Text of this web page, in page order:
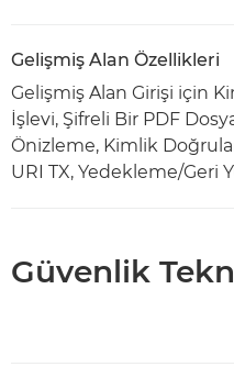
Gelişmiş Alan Özellikleri
Gelişmiş Alan Girişi için
İşlevi, Şifreli Bir PDF
Önizleme, Kimlik
URI TX, Yedekleme/Geri
Güvenlik